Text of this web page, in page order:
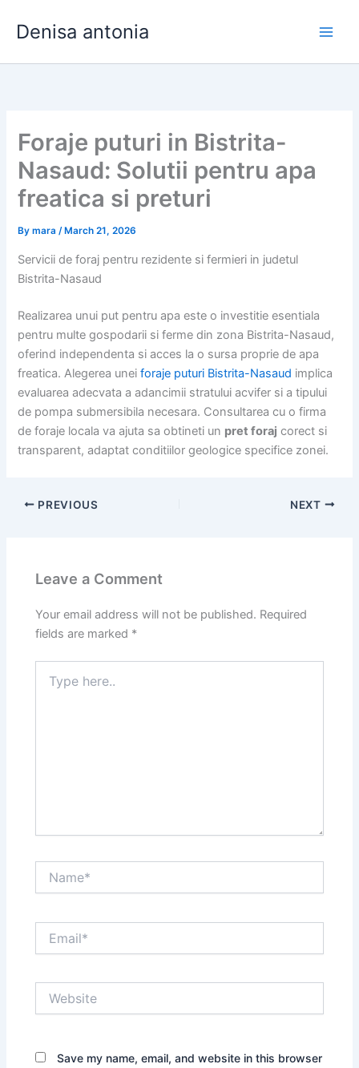
Denisa antonia
Foraje puturi in Bistrita-
Nasaud: Solutii pentru apa
freatica si preturi
Bymara/ March 21, 2026
Servicii de foraj pentru rezidente si fermieri in judetul
Bistrita-Nasaud
Realizarea unui put pentru apa este o investitie esentiala
pentru multe gospodarii si ferme din zona Bistrita-Nasaud,
oferind independenta si acces la o sursa proprie de apa
freatica. Alegerea uneiforaje puturi Bistrita-Nasaud implica
evaluarea adecvata a adancimii stratului acvifer si a tipului
de pompa submersibila necesara. Consultarea cu o firma
de foraje locala va ajuta sa obtineti un pret foraj corect si
transparent, adaptat conditiilor geologice specifice zonei.
PREVIOUS NEXT
Leave a Comment
Your email address will not be published. Required
fields are marked *
here..
Save my name, email, and website in this browser